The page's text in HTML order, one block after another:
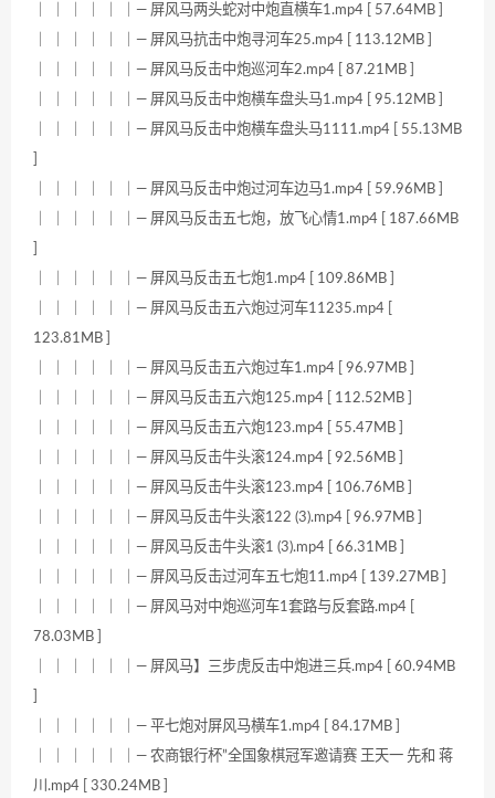
｜ ｜ ｜ ｜ ｜ ｜— 屏风马两头蛇对中炮直横车1.mp4 [ 57.64MB ]
｜ ｜ ｜ ｜ ｜ ｜— 屏风马抗击中炮寻河车25.mp4 [ 113.12MB ]
｜ ｜ ｜ ｜ ｜ ｜— 屏风马反击中炮巡河车2.mp4 [ 87.21MB ]
｜ ｜ ｜ ｜ ｜ ｜— 屏风马反击中炮横车盘头马1.mp4 [ 95.12MB ]
｜ ｜ ｜ ｜ ｜ ｜— 屏风马反击中炮横车盘头马1111.mp4 [ 55.13MB
｜ ｜ ｜ ｜ ｜ ｜— 屏风马反击中炮过河车边马1.mp4 [ 59.96MB ]
｜ ｜ ｜ ｜ ｜ ｜— 屏风马反击五七炮，放飞心情1.mp4 [ 187.66MB
｜ ｜ ｜ ｜ ｜ ｜— 屏风马反击五七炮1.mp4 [ 109.86MB ]
｜ ｜ ｜ ｜ ｜ ｜— 屏风马反击五六炮过河车11235.mp4 [
123.81MB ]
｜ ｜ ｜ ｜ ｜ ｜— 屏风马反击五六炮过车1.mp4 [ 96.97MB ]
｜ ｜ ｜ ｜ ｜ ｜— 屏风马反击五六炮125.mp4 [ 112.52MB ]
｜ ｜ ｜ ｜ ｜ ｜— 屏风马反击五六炮123.mp4 [ 55.47MB ]
｜ ｜ ｜ ｜ ｜ ｜— 屏风马反击牛头滚124.mp4 [ 92.56MB ]
｜ ｜ ｜ ｜ ｜ ｜— 屏风马反击牛头滚123.mp4 [ 106.76MB ]
｜ ｜ ｜ ｜ ｜ ｜— 屏风马反击牛头滚122 (3).mp4 [ 96.97MB ]
｜ ｜ ｜ ｜ ｜ ｜— 屏风马反击牛头滚1 (3).mp4 [ 66.31MB ]
｜ ｜ ｜ ｜ ｜ ｜— 屏风马反击过河车五七炮11.mp4 [ 139.27MB ]
｜ ｜ ｜ ｜ ｜ ｜— 屏风马对中炮巡河车1套路与反套路.mp4 [
78.03MB ]
｜ ｜ ｜ ｜ ｜ ｜— 屏风马】三步虎反击中炮进三兵.mp4 [ 60.94MB
｜ ｜ ｜ ｜ ｜ ｜— 平七炮对屏风马横车1.mp4 [ 84.17MB ]
｜ ｜ ｜ ｜ ｜ ｜— 农商银行杯”全国象棋冠军邀请赛 王天一 先和 蒋
川.mp4 [ 330.24MB ]